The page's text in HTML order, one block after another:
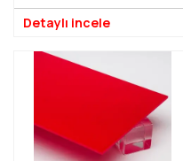
Detaylı incele